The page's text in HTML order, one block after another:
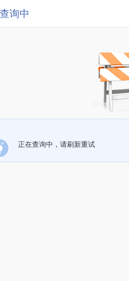
询中
正在查询中，请刷新重试